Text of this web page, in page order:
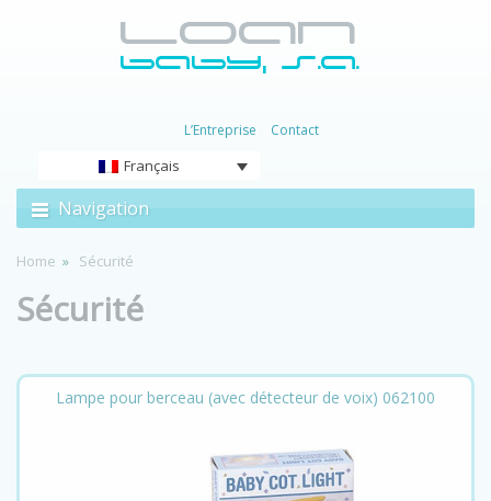
L’Entreprise Contact
Français
Navigation
Home Sécurité
Sécurité
Lampe pour berceau (avec détecteur de voix) 062100